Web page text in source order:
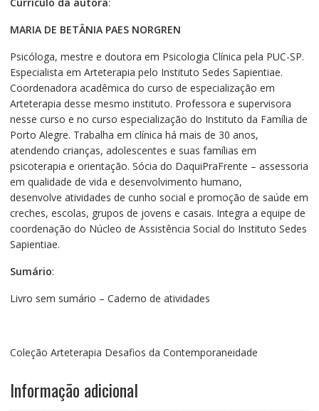
Currículo da autora:
MARIA DE BETÂNIA PAES NORGREN
Psicóloga, mestre e doutora em Psicologia Clínica pela PUC-SP.
Especialista em Arteterapia pelo Instituto Sedes Sapientiae.
Coordenadora acadêmica do curso de especialização em
Arteterapia desse mesmo instituto. Professora e supervisora
nesse curso e no curso especialização do Instituto da Família de
Porto Alegre. Trabalha em clínica há mais de 30 anos,
atendendo crianças, adolescentes e suas famílias em
psicoterapia e orientação. Sócia do DaquiPraFrente – assessoria
em qualidade de vida e desenvolvimento humano,
desenvolve atividades de cunho social e promoção de saúde em
creches, escolas, grupos de jovens e casais. Integra a equipe de
coordenação do Núcleo de Assistência Social do Instituto Sedes
Sapientiae.
Sumário:
Livro sem sumário – Caderno de atividades
Coleção Arteterapia Desafios da Contemporaneidade
Informação adicional